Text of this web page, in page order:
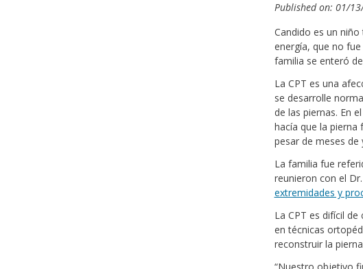
Published on: 01/
Candido es un
energía, que no
familia se enteró
La CPT es una
se desarrolle
de las piernas. En
hacía que la pierna
pesar de meses
La familia fue
reunieron con el
extremidades y
La CPT es difícil
en técnicas
reconstruir la